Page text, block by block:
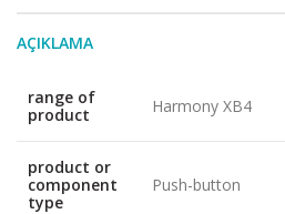
AÇIKLAMA
range of
product
Harmony XB4
product or
component
type
Push-button